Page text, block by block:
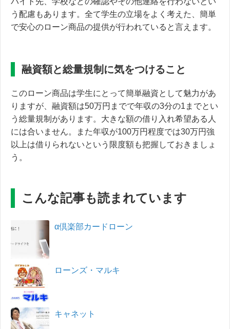
う配慮 もあります。全て学生の立場をよく考えた、簡単
で安心のローン商品の提供が行われていると言えます。
融資額と総量規制に気をつけること
このローン商品は学生にとって簡単融資として魅力があ
りますが、融資額は50万円までで年収の3分の1までとい
う総量規制があります。大きな額の借り入れ希望ある人
には合いません。また年収が100万円程度では30万円強
以上は借りられないという限度額も把握しておきましょ
う。
こんな記事も読まれています
α倶楽部カードローン
ローンズ・マルキ
キャネット